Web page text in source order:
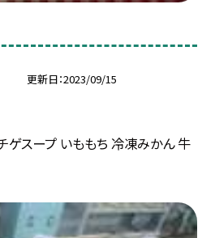
更新日 2023/09/15
ゲスープ いももち 冷凍みかん 牛